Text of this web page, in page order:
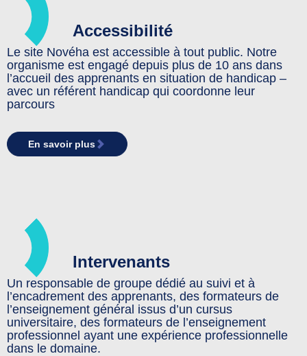
Accessibilité
Le site Novéha est accessible à tout public. Notre
organisme est engagé depuis plus de 10 ans dans
l’accueil des apprenants en situation de handicap –
avec un référent handicap qui coordonne leur
parcours
En savoir plus
Intervenants
Un responsable de groupe dédié au suivi et à
l’encadrement des apprenants, des formateurs de
l’enseignement général issus d’un cursus
universitaire, des formateurs de l’enseignement
professionnel ayant une expérience professionnelle
dans le domaine.